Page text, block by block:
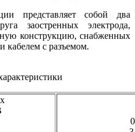
представляет собой два
заостренных электрода,
конструкцию, снабженных
кабелем с разъемом.